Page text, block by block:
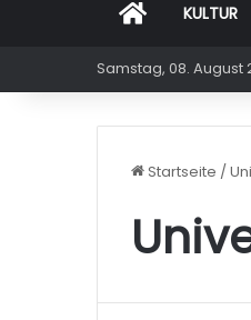
Startseite
KULTUR
Samstag, 08. August
Startseite /